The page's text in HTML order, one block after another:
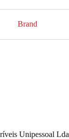
Brand
Unipessoal Lda